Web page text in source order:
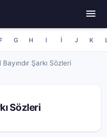
F G H I İ J K
Bayındır Şarkı Sözleri
Sözleri